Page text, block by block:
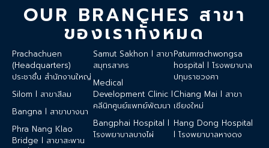
OUR BRANCHES สาขา
ของเราทั้งหมด
Prachachuen
(Headquarters)
ประชาชื่น สำนักงานใหญ่
Silom l สาขาสีลม
Bangna l สาขาบางนา
Phra Nang Klao
Bridge l สาขาสะพาน
Samut Sakhon l สาขา
สมุทรสาคร
Medical
Development Clinic l
คลีนิกศูนย์แพทย์พัฒนา
Bangphai Hospital l
โรงพยาบาลบางไผ่
Patumrachwongsa
hospital l โรงพยาบาล
ปทุมราชวงศา
Chiang Mai l สาขา
เชียงใหม่
Hang Dong Hospital
l โรงพยาบาลหางดง